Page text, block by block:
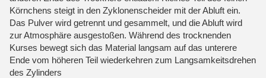
Körnchens steigt in den Zyklonenscheider mit der Abluft ein.
Das Pulver wird getrennt und gesammelt, und die Abluft wird
zur Atmosphäre ausgestoßen. Während des trocknenden
Kurses bewegt sich das Material langsam auf das unterere
Ende vom höheren Teil wiederkehren zum Langsamkeitsdrehen
des Zylinders